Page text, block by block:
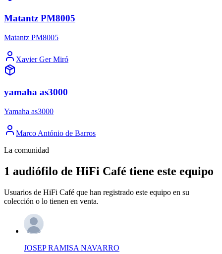
Matantz PM8005
Matantz PM8005
Xavier Ger Miró
yamaha as3000
Yamaha as3000
Marco António de Barros
La comunidad
1 audiófilo de HiFi Café tiene este equipo
Usuarios de HiFi Café que han registrado este equipo en su
colección o lo tienen en venta.
JOSEP RAMISA NAVARRO